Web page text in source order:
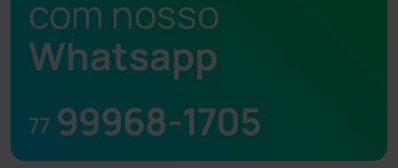
com nosso
Whatsapp
77 99968-1705